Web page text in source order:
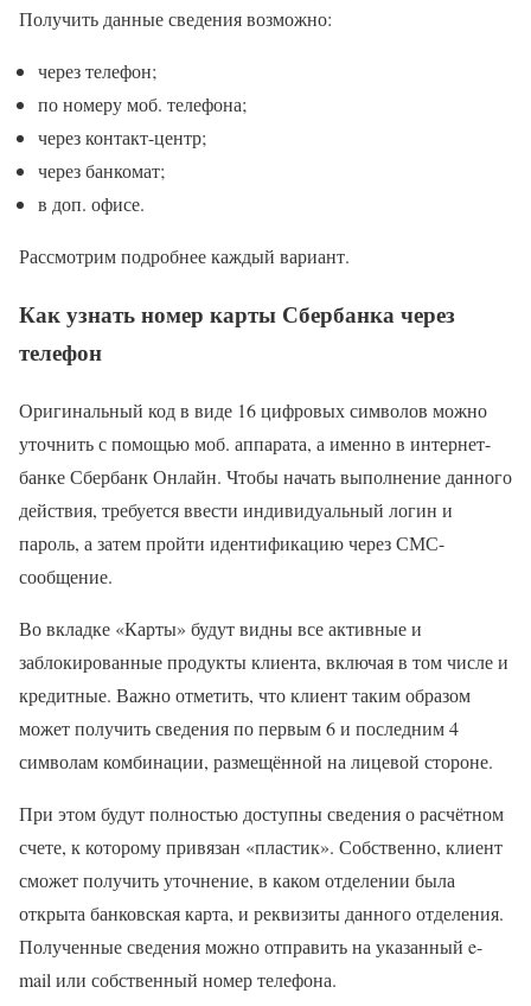
Получить данные сведения возможно:
через телефон;
по номеру моб. телефона;
через контакт-центр;
через банкомат;
в доп. офисе.
Рассмотрим подробнее каждый вариант.
Как узнать номер карты Сбербанка через
телефон
Оригинальный код в виде 16 цифровых символов можно
уточнить с помощью моб. аппарата, а именно в интернет-
банке Сбербанк Онлайн. Чтобы начать выполнение данного
действия, требуется ввести индивидуальный логин и
пароль, а затем пройти идентификацию через СМС-
сообщение.
Во вкладке «Карты» будут видны все активные и
заблокированные продукты клиента, включая в том числе и
кредитные. Важно отметить, что клиент таким образом
может получить сведения по первым 6 и последним 4
символам комбинации, размещённой на лицевой стороне.
При этом будут полностью доступны сведения о расчётном
счете, к которому привязан «пластик». Собственно, клиент
сможет получить уточнение, в каком отделении была
открыта банковская карта, и реквизиты данного отделения.
Полученные сведения можно отправить на указанный e-
mail или собственный номер телефона.